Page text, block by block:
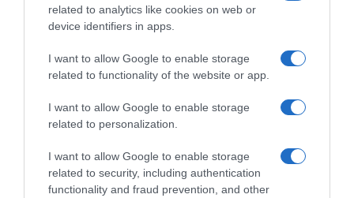
related to analytics like cookies on web or
device identifiers in apps.
I want to allow Google to enable storage
related to functionality of the website or app.
I want to allow Google to enable storage
related to personalization.
I want to allow Google to enable storage
related to security, including authentication
functionality and fraud prevention, and other
ΣΧΟΛΙΑ